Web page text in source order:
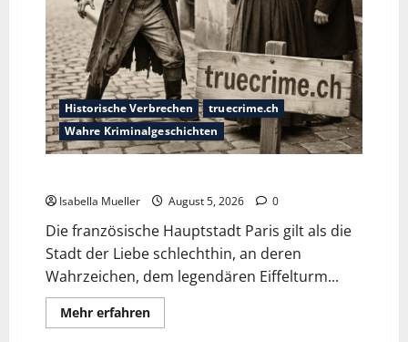
Historische Verbrechen
truecrime.ch
Wahre Kriminalgeschichten
Isabella Mueller August 5, 2026 0
Die französische Hauptstadt Paris gilt als die
Stadt der Liebe schlechthin, an deren
Wahrzeichen, dem legendären Eiffelturm...
Mehr erfahren